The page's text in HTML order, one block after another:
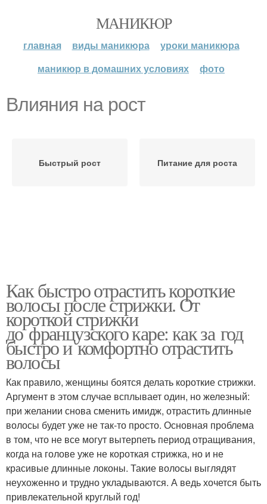
МАНИКЮР
главная виды маникюра
уроки маникюра
маникюр в домашних условиях
фото
Влияния на рост
Быстрый рост Питание для роста
Как быстро отрастить короткие
волосы после стрижки. От
короткой стрижки
до французского каре: как за год
быстро и комфортно отрастить
волосы
Как правило, женщины боятся делать короткие стрижки.
Аргумент в этом случае всплывает один, но железный:
при желании снова сменить имидж, отрастить длинные
волосы будет уже не так-то просто. Основная проблема
в том, что не все могут вытерпеть период отращивания,
когда на голове уже не короткая стрижка, но и не
красивые длинные локоны. Такие волосы выглядят
неухоженно и трудно укладываются. А ведь хочется быть
привлекательной круглый год!